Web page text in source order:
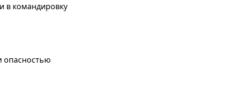
в командировку
опасностью